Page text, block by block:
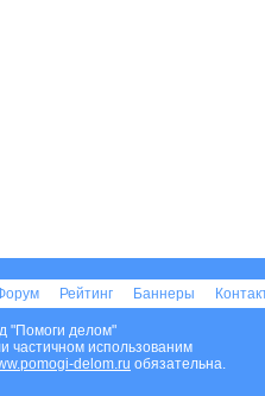
Рейтинг Баннеры
"Помоги делом"
частичном использованим
delom.ru обязательна.